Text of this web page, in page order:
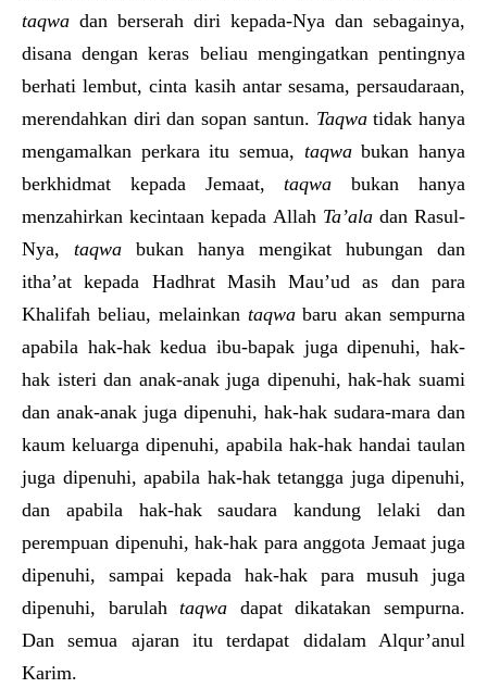
taqwa dan berserah diri kepada-Nya dan sebagainya,
disana dengan keras beliau mengingatkan pentingnya
berhati lembut, cinta kasih antar sesama, persaudaraan,
merendahkan diri dan sopan santun. Taqwatidak hanya
mengamalkan perkara itu semua, taqwabukan hanya
berkhidmat kepada Jemaat,taqwa bukan hanya
menzahirkan kecintaan kepada Allah Ta’aladan Rasul-
Nya, taqwa bukan hanya mengikat hubungan dan
itha’at kepada Hadhrat Masih Mau’ud as dan para
Khalifah beliau, melainkan taqwabaru akan sempurna
apabila hak-hak kedua ibu-bapak juga dipenuhi, hak-
hak isteri dan anak-anak juga dipenuhi, hak-hak suami
dan anak-anak juga dipenuhi, hak-hak sudara-mara dan
kaum keluarga dipenuhi, apabila hak-hak handai taulan
juga dipenuhi, apabila hak-hak tetangga juga dipenuhi,
dan apabila hak-hak saudara kandung lelaki dan
perempuan dipenuhi, hak-hak para anggota Jemaat juga
dipenuhi, sampai kepada hak-hak para musuh juga
dipenuhi, barulahtaqwa dapat dikatakan sempurna.
Dan semua ajaran itu terdapat didalam Alqur’anul
Karim.